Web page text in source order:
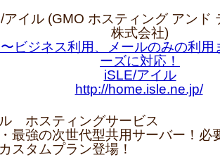
アイル (GMO ホスティング アンド
株式会社)
ビジネス利用、メールのみの利用
ーズに対応！
iSLE/アイル
http://home.isle.ne.jp/
ホスティングサービス
最強の次世代型共用サーバー！必
スタムプラン登場！